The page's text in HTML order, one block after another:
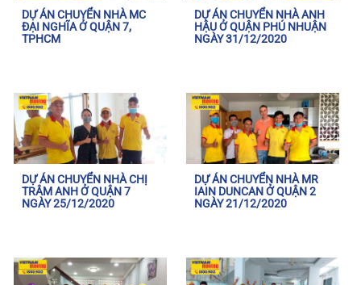
DỰ ÁN CHUYỂN NHÀ MC
ĐẠI NGHĨA Ở QUẬN 7,
TPHCM
DỰ ÁN CHUYỂN NHÀ ANH
HẬU Ở QUẬN PHÚ NHUẬN
NGÀY 31/12/2020
DỰ ÁN CHUYỂN NHÀ CHỊ
TRÂM ANH Ở QUẬN 7
NGÀY 25/12/2020
DỰ ÁN CHUYỂN NHÀ MR
IAIN DUNCAN Ở QUẬN 2
NGÀY 21/12/2020